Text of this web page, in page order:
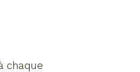
chaque